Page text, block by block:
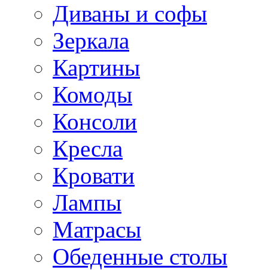
Диваны и софы
Зеркала
Картины
Комоды
Консоли
Кресла
Кровати
Лампы
Матрасы
Обеденные столы